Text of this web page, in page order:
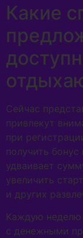
Какие
Сейчас
привлекут
при
получить
удваивает
увеличить
и других
Каждую неделю
с денежными